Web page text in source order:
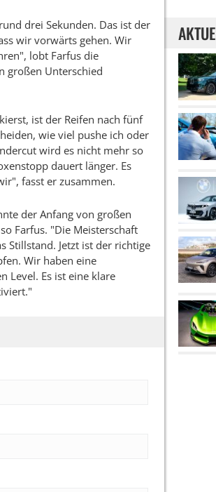
drei Sekunden. Das ist der
wir vorwärts gehen. Wir
lobt Farfus die
großen Unterschied
ist der Reifen nach fünf
wie viel pushe ich oder
wird es nicht mehr so
dauert länger. Es
fasst er zusammen.
der Anfang von großen
Farfus. "Die Meisterschaft
Stillstand. Jetzt ist der richtige
Wir haben eine
Level. Es ist eine klare